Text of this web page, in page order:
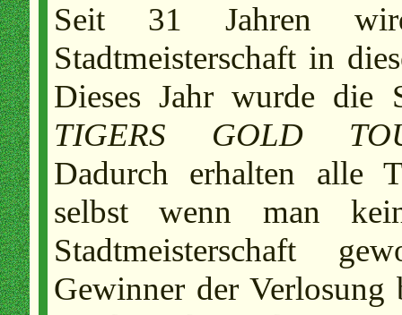
Seit 31 Jahren
Stadtmeisterschaft in
Dieses Jahr wurde
TIGERS GOLD
Dadurch erhalten alle
selbst wenn man
Stadtmeisterschaft
Gewinner der Verlosung